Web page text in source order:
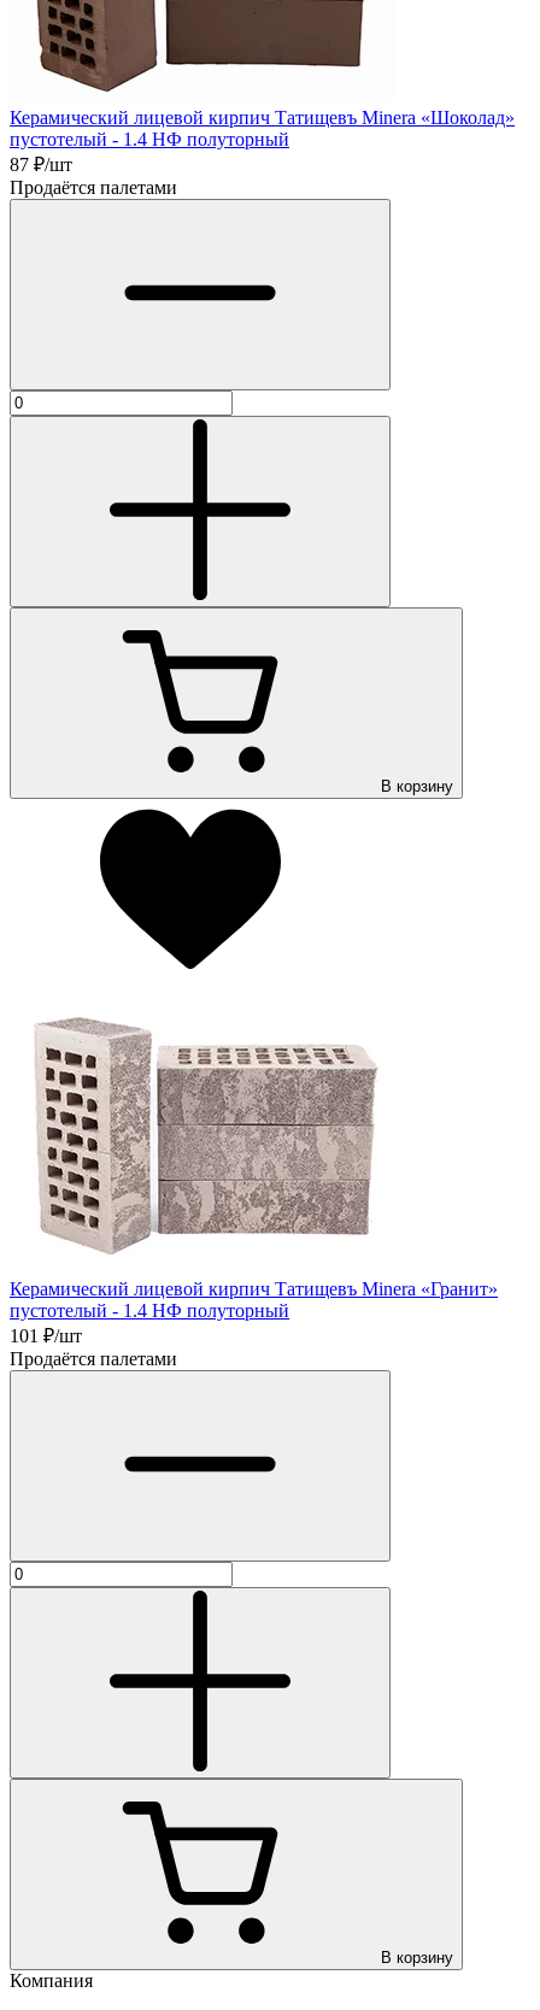
Керамический лицевой кирпич Татищевъ Minera «Шоколад»
пустотелый - 1.4 НФ полуторный
87 ₽/шт
Продаётся палетами
В корзину
Керамический лицевой кирпич Татищевъ Minera «Гранит»
пустотелый - 1.4 НФ полуторный
101 ₽/шт
Продаётся палетами
В корзину
Компания